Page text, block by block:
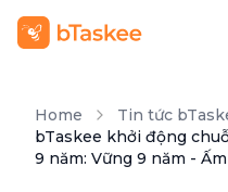
Home
Tin tức
bTaskee khởi động
9 năm: Vững 9 năm -